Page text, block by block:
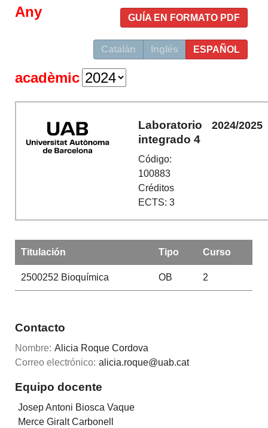
GUÍA EN FORMATO PDF
Catalán Inglés ESPAÑOL
Any
acadèmic
Laboratorio
integrado 4
Código:
100883
Créditos
ECTS: 3
2024/2025
Titulación Tipo Curso
2500252 Bioquímica OB 2
Contacto
Nombre: Alicia Roque Cordova
Correo electrónico: alicia.roque@uab.cat
Equipo docente
Josep Antoni Biosca Vaque
Merce Giralt Carbonell